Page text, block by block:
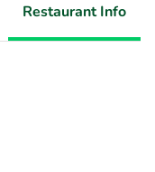
Restaurant Info